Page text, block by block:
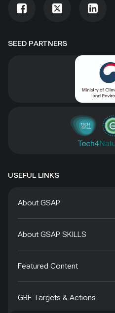
SEED PARTNERS
USEFUL LINKS
About GSAP
About GSAP SKILLS
Featured Content
GBF Targets & Actions